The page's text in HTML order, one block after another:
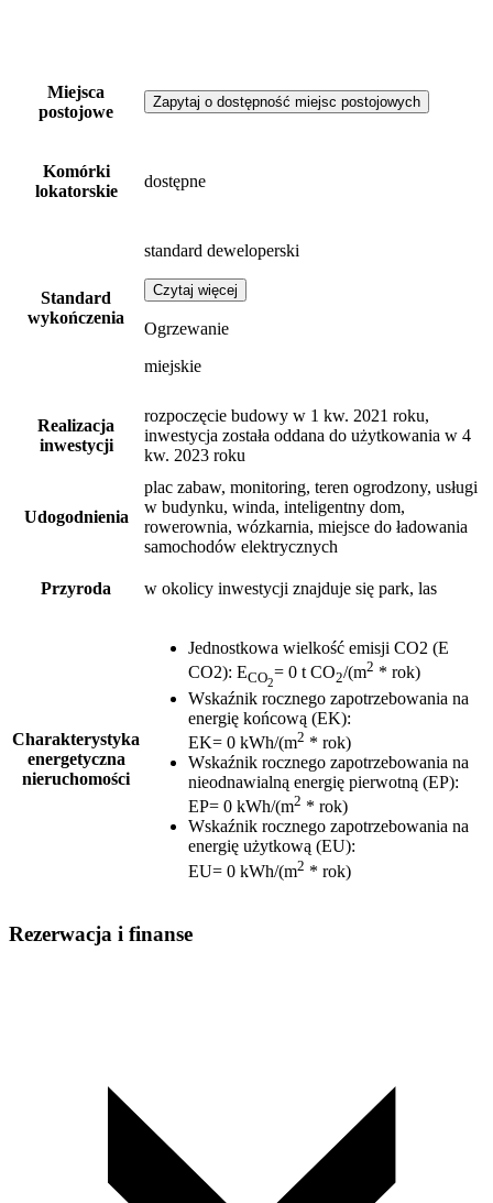
Miejsca
postojowe
Zapytaj o dostępność miejsc postojowych
Komórki
lokatorskie
dostępne
Standard
wykończenia
standard deweloperski
Czytaj więcej
Ogrzewanie
miejskie
Realizacja
inwestycji
rozpoczęcie budowy w 1 kw. 2021 roku,
inwestycja została oddana do użytkowania w 4
kw. 2023 roku
Udogodnienia
plac zabaw, monitoring, teren ogrodzony, usługi
w budynku, winda, inteligentny dom,
rowerownia, wózkarnia, miejsce do ładowania
samochodów elektrycznych
Przyroda w okolicy inwestycji znajduje się park, las
Charakterystyka
energetyczna
nieruchomości
Jednostkowa wielkość emisji CO2 (E
CO2): ECO2
= 0 t CO2/(m2 * rok)
Wskaźnik rocznego zapotrzebowania na
energię końcową (EK):
EK= 0 kWh/(m2 * rok)
Wskaźnik rocznego zapotrzebowania na
nieodnawialną energię pierwotną (EP):
EP= 0 kWh/(m2 * rok)
Wskaźnik rocznego zapotrzebowania na
energię użytkową (EU):
EU= 0 kWh/(m2 * rok)
Rezerwacja i finanse